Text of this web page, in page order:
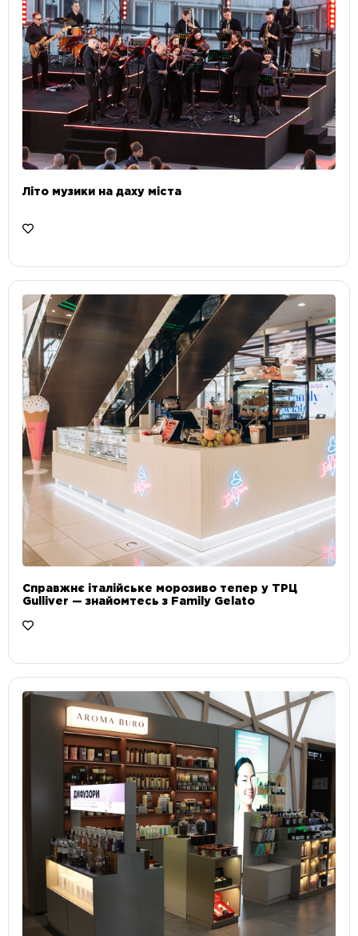
Літо музики на даху міста
Справжнє італійське морозиво тепер у ТРЦ
Gulliver — знайомтесь з Family Gelato